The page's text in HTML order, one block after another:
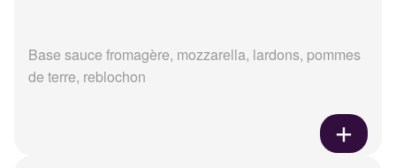
Base sauce fromagère, mozzarella, lardons, pommes
de terre, reblochon